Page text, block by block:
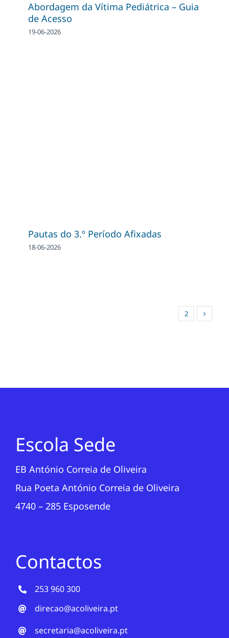
Abordagem da Vítima Pediátrica – Guia
de Acesso
19-06-2026
Pautas do 3.º Período Afixadas
18-06-2026
2
Escola Sede
EB António Correia de Oliveira
Rua Poeta António Correia de Oliveira
4740 – 285 Esposende
Contactos
253 960 300
direcao@acoliveira.pt
secretaria@acoliveira.pt